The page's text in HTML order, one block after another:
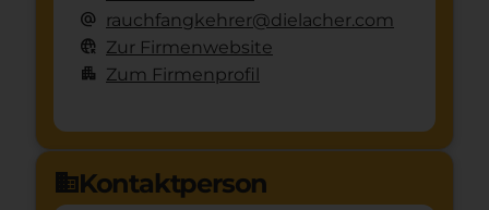
alternate_email rauchfangkehrer@dielacher.com
captive_portal Zur Firmenwebsite
apartment Zum Firmenprofil
domainKontaktperson